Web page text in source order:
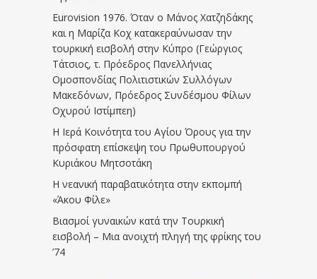
Eurovision 1976. Όταν ο Μάνος Χατζηδάκης
και η Μαρίζα Κοχ κατακεραύνωσαν την
τουρκική εισβολή στην Κύπρο (Γεώργιος
Τάτσιος, τ. Πρόεδρος Πανελλήνιας
Ομοσπονδίας Πολιτιστικών Συλλόγων
Μακεδόνων, Πρόεδρος Συνδέσμου Φίλων
Οχυρού Ιστίμπεη)
Η Ιερά Κοινότητα του Αγίου Όρους για την
πρόσφατη επίσκεψη του Πρωθυπουργού
Κυριάκου Μητσοτάκη
Η νεανική παραβατικότητα στην εκπομπή
«Άκου Φίλε»
Βιασμοί γυναικών κατά την Τουρκική
εισβολή – Μια ανοιχτή πληγή της φρίκης του
’74